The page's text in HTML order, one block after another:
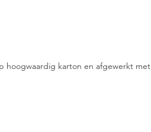
hoogwaardig karton en afgewerkt met